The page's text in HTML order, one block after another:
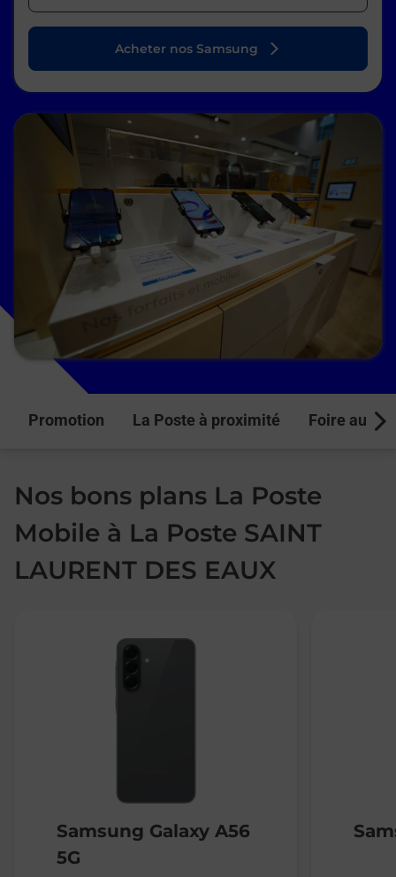
Acheter nos Samsung
Promotion La Poste à proximité Foire aux
Nos bons plans La Poste
Mobile à La Poste SAINT
LAURENT DES EAUX
Samsung Galaxy A56
5G